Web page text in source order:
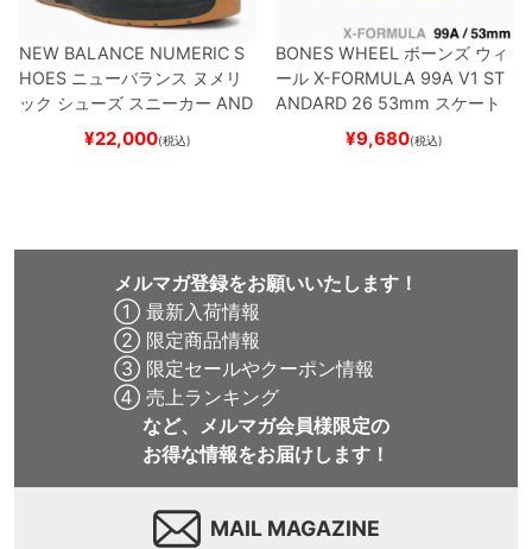
NEW BALANCE NUMERIC S
HOES ニューバランス ヌメリ
ック シューズ スニーカー AND
REW REYNOLDS 933
BROWN/BLACKスケート
¥22,000(税込)
BONES WHEEL ボーンズ ウィ
ール X-FORMULA 99A V1 ST
ANDARD 26 53mm スケート
ボード スケボー
¥9,680(税込)
メルマガ登録をお願いいたします！
① 最新入荷情報
② 限定商品情報
③ 限定セールやクーポン情報
④ 売上ランキング
など、メルマガ会員様限定の
お得な情報をお届けします！
MAIL MAGAZINE